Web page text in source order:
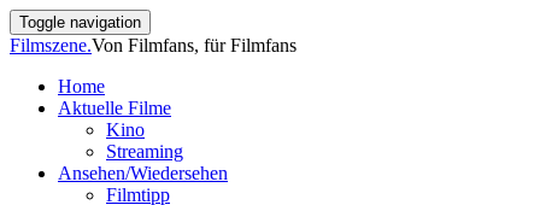
Direkt
zum
Toggle navigation
Filmszene.Von Filmfans, für Filmfans
Main
navigation
Home
Aktuelle Filme
Kino
Streaming
Ansehen/Wiedersehen
Filmtipp